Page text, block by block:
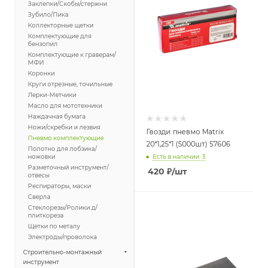
Гвозди пневмо Matrix
20*1,25*1 (5000шт) 57606
Есть в наличии: 3
420 ₽/шт
Заклепки/Скобы/стержни
Зубило/Пика
Коллекторные щетки
Комплектующие для
бензопил
Комплектующие к граверам/
МФИ
Коронки
Круги отрезные, точильные
Лерки-Метчики
Масло для мототехники
Наждачная бумага
Ножи/скребки и лезвия
Пневмо комплектующие
Полотно для лобзика/
ножовки
Разметочный инструмент/
отвесы
Респираторы, маски
Сверла
Стеклорезы/Ролики д/
плиткореза
Щетки по металу
Электроды/проволока
Строительно-монтажный
инструмент